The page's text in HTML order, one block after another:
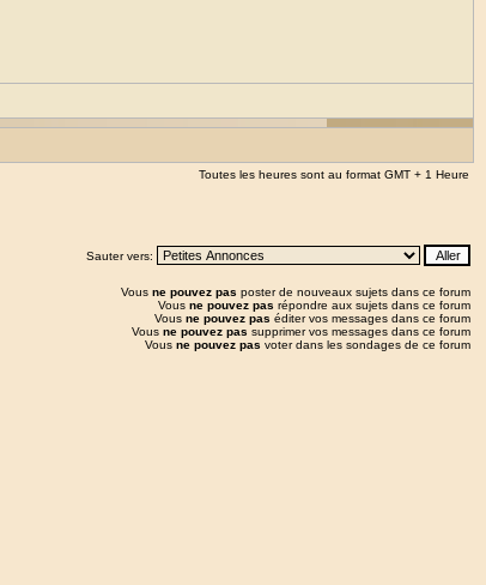
Toutes les heures sont au format GMT + 1 Heure
Sauter vers:
Vous ne pouvez pas poster de nouveaux sujets dans ce forum
Vous ne pouvez pas répondre aux sujets dans ce forum
Vous ne pouvez pas éditer vos messages dans ce forum
Vous ne pouvez pas supprimer vos messages dans ce forum
Vous ne pouvez pas voter dans les sondages de ce forum